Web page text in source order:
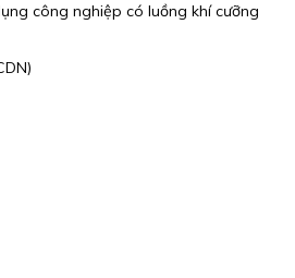
công nghiệp có luồng khí cưỡng